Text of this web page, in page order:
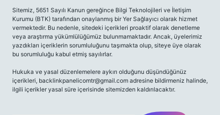
Sitemiz, 5651 Sayılı Kanun gereğince Bilgi Teknolojileri ve İletişim
Kurumu (BTK) tarafından onaylanmış bir Yer Sağlayıcı olarak hizmet
vermektedir. Bu nedenle, sitedeki içerikleri proaktif olarak denetleme
veya araştırma yükümlülüğümüz bulunmamaktadır. Ancak, üyelerimiz
yazdıkları içeriklerin sorumluluğunu taşımakta olup, siteye üye olarak
bu sorumluluğu kabul etmiş sayılırlar.
Hukuka ve yasal düzenlemelere aykırı olduğunu düşündüğünüz
içerikleri, backlinkpanelicomtr@gmail.com adresine bildirmeniz halinde,
ilgili içerikler yasal süre içerisinde sitemizden kaldırılacaktır.